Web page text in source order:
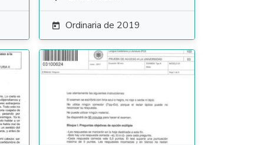
 Ordinaria de 2019